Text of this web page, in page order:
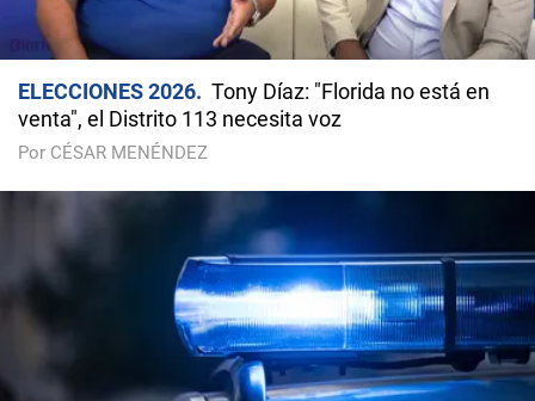
ELECCIONES 2026
Tony Díaz: "Florida no está en
venta", el Distrito 113 necesita voz
Por CÉSAR MENÉNDEZ